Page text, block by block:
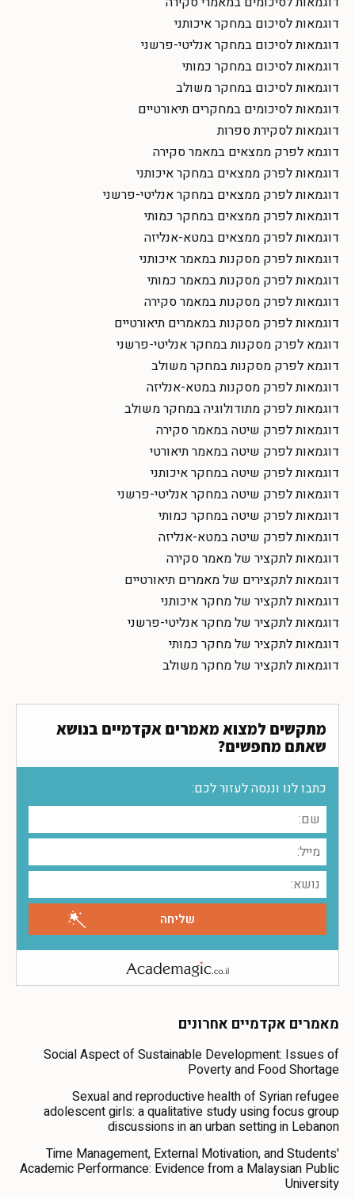
דוגמאות לסיכום במחקר איכותני
דוגמאות לסיכום במחקר אנליטי-פרשני
דוגמאות לסיכום במחקר כמותי
דוגמאות לסיכום במחקר משולב
דוגמאות לסיכומים במחקרים תיאורטיים
דוגמאות לסקירת ספרות
דוגמא לפרק ממצאים במאמר סקירה
דוגמאות לפרק ממצאים במחקר איכותני
דוגמאות לפרק ממצאים במחקר אנליטי-פרשני
דוגמאות לפרק ממצאים במחקר כמותי
דוגמאות לפרק ממצאים במטא-אנליזה
דוגמאות לפרק מסקנות במאמר איכותני
דוגמאות לפרק מסקנות במאמר כמותי
דוגמאות לפרק מסקנות במאמר סקירה
דוגמאות לפרק מסקנות במאמרים תיאורטיים
דוגמא לפרק מסקנות במחקר אנליטי-פרשני
דוגמא לפרק מסקנות במחקר משולב
דוגמאות לפרק מסקנות במטא-אנליזה
דוגמאות לפרק מתודולוגיה במחקר משולב
דוגמאות לפרק שיטה במאמר סקירה
דוגמאות לפרק שיטה במאמר תיאורטי
דוגמאות לפרק שיטה במחקר איכותני
דוגמאות לפרק שיטה במחקר אנליטי-פרשני
דוגמאות לפרק שיטה במחקר כמותי
דוגמאות לפרק שיטה במטא-אנליזה
דוגמאות לתקציר של מאמר סקירה
דוגמאות לתקצירים של מאמרים תיאורטיים
דוגמאות לתקציר של מחקר איכותני
דוגמאות לתקציר של מחקר אנליטי-פרשני
דוגמאות לתקציר של מחקר כמותי
דוגמאות לתקציר של מחקר משולב
מתקשים למצוא מאמרים אקדמיים בנושא
שאתם מחפשים?
כתבו לנו וננסה לעזור לכם:
מאמרים אקדמיים אחרונים
Social Aspect of Sustainable Development: Issues of
Poverty and Food Shortage
Sexual and reproductive health of Syrian refugee
adolescent girls: a qualitative study using focus group
discussions in an urban setting in Lebanon
Time Management, External Motivation, and Students'
Academic Performance: Evidence from a Malaysian Public
University